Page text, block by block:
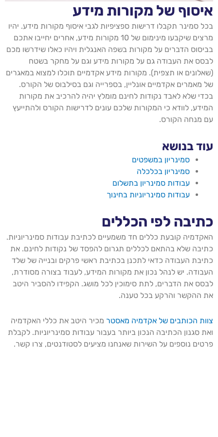
איסוף של מקורות מידע
בכל סמינר תקבלו דרישות ספציפיות לגבי איסוף מקורות מידע. יהיו
מרצים שיקבעו מינימום של 10 מקורות מידע, אחרים יחייבו אתכם
בביסוס הדברים על מקורות בשפה האנגלית ויהיו כאלו שידרשו מכם
לבסס את העבודה גם על מקורות מידע וגם על מחקר בשטח
(שאלונים או תצפית). מקורות מידע אקדמיים תוכלו למצוא במאגרים
של מאמרים אקדמיים אונליין, בספרייה וגם בסילבוס של הקורס.
בכדי שלא לאבד נקודות לחינם מומלץ יהיה להרכיב את מקורות
המידע, לוודא כי המקורות שלכם עונים לדרישות הקורס ולהתייעץ
עם מנחה הקורס.
עוד בנושא
סמינריון במשפטים
סמינריון בכלכלה
עבודות סמינריון בתשלום
עבודות סמינריוניות בחינוך
כתיבה לפי הכללים
האקדמיה קובעת כללים חד משמעיים לכתיבת עבודות סמינריוניות.
כתיבה שלא בהתאם לכללים תגרום להפסד של נקודות לחינם. את
כתיבת העבודה כדאי לתכנן בכתיבת ראשי פרקים ובנייה של שלד
העבודה. יש לנהל נכון את מקורות המידע, לעבוד בצורה מסודרת,
לבסס את הדברים, לתת סימוכין לכל מושג. הקפידו להסביר היטב
את ההקשר והרקע בכל טענה.
צוות הכותבים של אקדמיה מאסטר מכיר היטב את כללי האקדמיה
ואת סגנון הכתיבה הנכון ביותר בעבור עבודות סמינריוניות. לקבלת
פרטים נוספים על השירות שאנחנו מציעים לסטודנטים, צרו קשר.